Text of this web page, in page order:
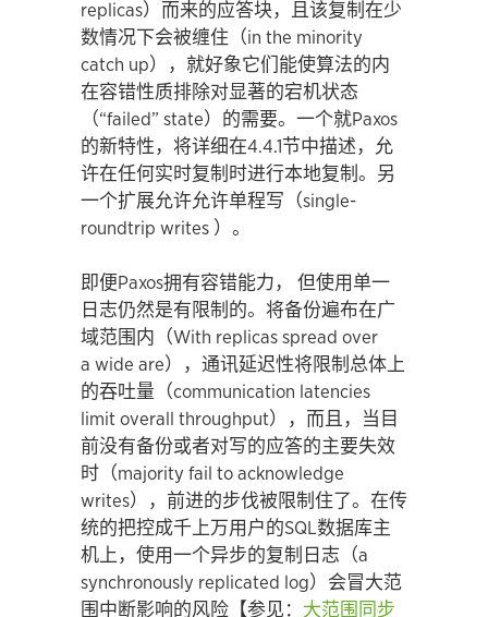
replicas）而来的应答块，且该复制在少
数情况下会被缠住（in the minority
catch up），就好象它们能使算法的内
在容错性质排除对显著的宕机状态
（“failed” state）的需要。一个就Paxos
的新特性，将详细在4.4.1节中描述，允
许在任何实时复制时进行本地复制。另
一个扩展允许允许单程写（single-
roundtrip writes ）。
即便Paxos拥有容错能力， 但使用单一
日志仍然是有限制的。将备份遍布在广
域范围内（With replicas spread over
a wide are），通讯延迟性将限制总体上
的吞吐量（communication latencies
limit overall throughput），而且，当目
前没有备份或者对写的应答的主要失效
时（majority fail to acknowledge
writes），前进的步伐被限制住了。在传
统的把控成千上万用户的SQL数据库主
机上，使用一个异步的复制日志（a
synchronously replicated log）会冒大范
围中断影响的风险【参见： 大范围同步